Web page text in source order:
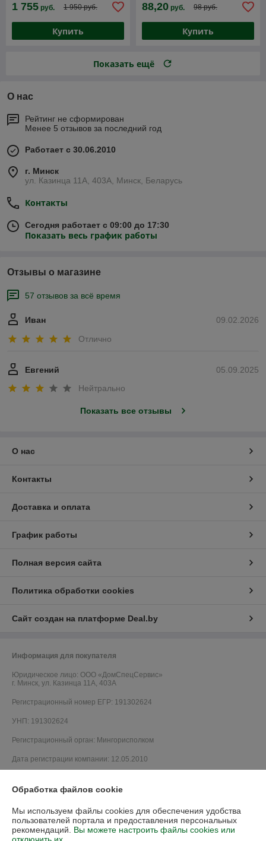
1 755 руб. 1 950 руб.
Купить
88,20 руб. 98 руб.
Купить
Показать ещё
О нас
Рейтинг не сформирован
Менее 5 отзывов за последний год
Работает с 30.06.2010
г. Минск
ул. Казинца 11А, 403А, Минск, Беларусь
Контакты
Сегодня работает с 09:00 до 17:30
Показать весь график работы
Отзывы о магазине
57 отзывов за всё время
09.02.2026
Иван
Отлично
05.09.2025
Евгений
Нейтрально
Показать все отзывы
О нас
Контакты
Доставка и оплата
График работы
Полная версия сайта
Политика обработки cookies
Сайт создан на платформе Deal.by
Информация для покупателя
Юридическое лицо: ООО «ДомCпецCервис»
г. Минск, ул. Казинца 11А, 403А
Регистрационный номер ЕГР: 191302624
УНП: 191302624
Регистрационный орган: Мингорисполком
Дата регистрации компании: 12.05.2010
Ссылка на свидетельство/лицензию
Ссылка на свидетельство/лицензию
Обработка файлов cookie
Мы используем файлы cookies для обеспечения удобства
пользователей портала и предоставления персональных
рекомендаций. Вы можете настроить файлы cookies или